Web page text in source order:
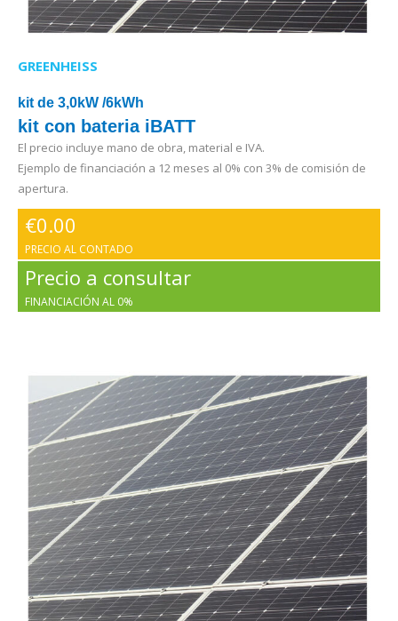
GREENHEISS
kit de 3,0kW /6kWh
kit con bateria iBATT
El precio incluye mano de obra, material e IVA.
Ejemplo de financiación a 12 meses al 0% con 3% de comisión de
apertura.
€0.00
PRECIO AL CONTADO
Precio a consultar
FINANCIACIÓN AL 0%